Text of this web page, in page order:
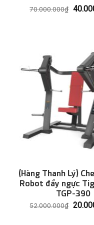
70.000.000₫ Giá
(Hàng Thanh Lý)
Robot đẩy ngực
TGP-390
52.000.000₫ Giá